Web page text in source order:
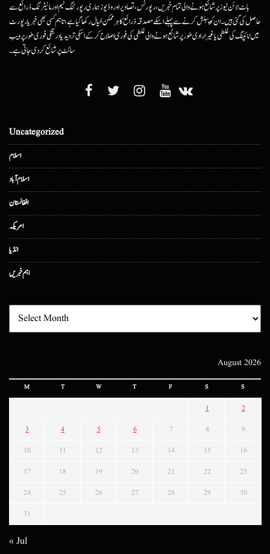
ہاٹ لائن نیوز پر شائع ہونے والی تمام خبریں، رپورٹس، تصاویر اور وڈیوز ہماری رپورٹنگ ٹیم اور مانیٹرنگ ذرائع سے
حاصل کی گئی ہیں۔ ان کو پبلش کرنے سے پہلے اسکے مصدقہ ذرائع کا ہرممکن خیال رکھا گیا ہے، تاہم کسی بھی خبر یا رپورٹ
میں ٹائپنگ کی غلطی یا غیرارادی طور پر شائع ہونے والی غلطی کی فوری اصلاح کرکے اسکی تردید یا درستگی فوری طور پر ویب
سائٹ پر شائع کردی جاتی ہے۔
Uncategorized
اسلام
اسلام آباد
افغانستان
امریکہ
انڈیا
اہم خبریں
August 2026
M T W T F S S
1 2
3 4 5 6 7 8 9
10 11 12 13 14 15 16
17 18 19 20 21 22 23
24 25 26 27 28 29 30
31
« Jul